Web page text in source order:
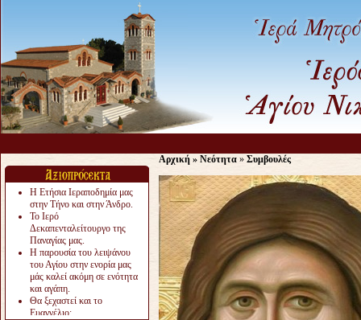
Η Ετήσια Ιεραποδημία μας
στην Τήνο και στην Άνδρο.
Το Ιερό
Δεκαπενταλείτουργο της
Παναγίας μας.
Η παρουσία του λειψάνου
του Αγίου στην ενορία μας
μάς καλεί ακόμη σε ενότητα
και αγάπη.
Θα ξεχαστεί και το
Ευαγγέλιο;
Αρχική » Νεότητα » Συμβουλές